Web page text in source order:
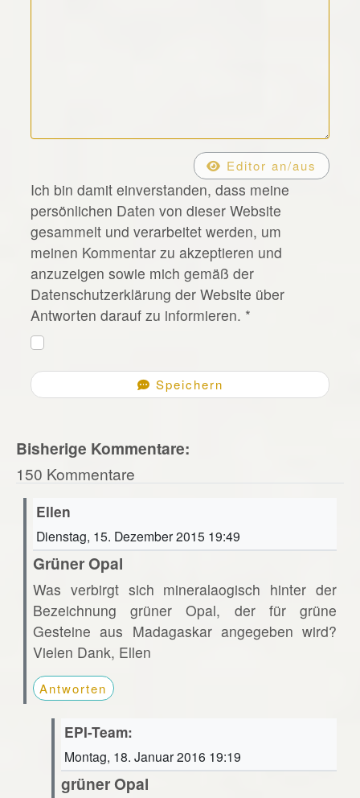
Editor an/aus
Ich bin damit einverstanden, dass meine
persönlichen Daten von dieser Website
gesammelt und verarbeitet werden, um
meinen Kommentar zu akzeptieren und
anzuzeigen sowie mich gemäß der
Datenschutzerklärung der Website über
Antworten darauf zu informieren. *
Speichern
Bisherige Kommentare:
150 Kommentare
Ellen
Dienstag, 15. Dezember 2015 19:49
Grüner Opal
Was verbirgt sich mineralaogisch hinter der
Bezeichnung grüner Opal, der für grüne
Gesteine aus Madagaskar angegeben wird?
Vielen Dank, Ellen
Antworten
EPI-Team:
Montag, 18. Januar 2016 19:19
grüner Opal